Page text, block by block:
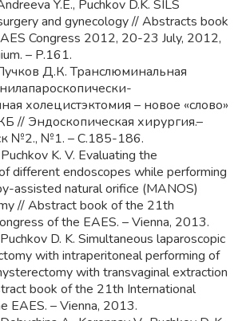
Y.E., Puchkov D.K. SILS
and gynecology // Abstracts book
Congress 2012, 20-23 July, 2012,
– P.161.
Д.К. Транслюминальная
холецистэктомия – новое «слово»
// Эндоскопическая хирургия.–
№2., №1. – С.185-186.
K. V. Evaluating the
different endoscopes while performing
assisted natural orifice (MANOS)
// Abstract book of the 21th
of the EAES. – Vienna, 2013.
D. K. Simultaneous laparoscopic
with intraperitoneal performing of
with transvaginal extraction
book of the 21th International
EAES. – Vienna, 2013.